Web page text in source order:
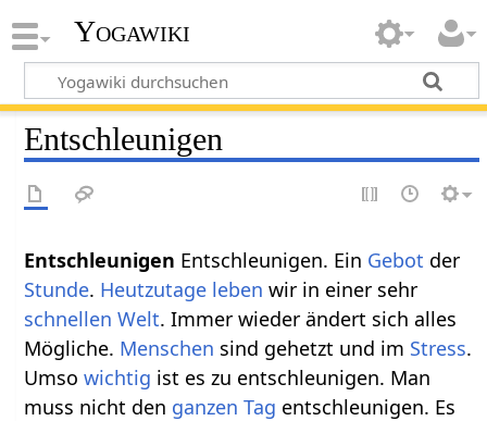
Yogawiki
Entschleunigen
Entschleunigen Entschleunigen. Ein Gebot der
Stunde. Heutzutage leben wir in einer sehr
schnellen Welt. Immer wieder ändert sich alles
Mögliche. Menschen sind gehetzt und im Stress.
Umsowichtig ist es zu entschleunigen. Man
muss nicht den ganzen Tag entschleunigen. Es